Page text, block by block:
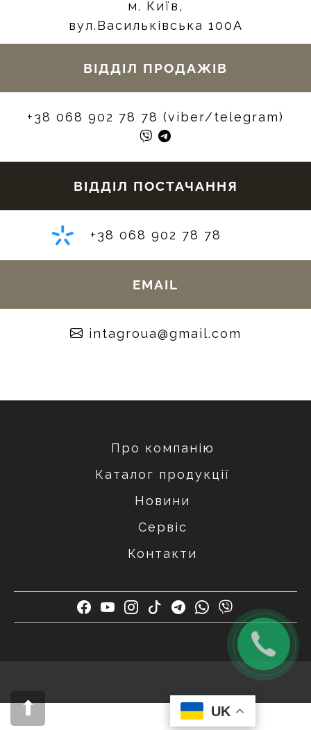
м. Київ,
вул.Васильківська 100А
ВІДДІЛ ПРОДАЖІВ
+38 068 902 78 78 (viber/telegram)
ВІДДІЛ ПОСТАЧАННЯ
+38 068 902 78 78
EMAIL
moc.liamg@auorgatni
Про компанію
Каталог продукції
Новини
Сервіс
Контакти
UK
UK